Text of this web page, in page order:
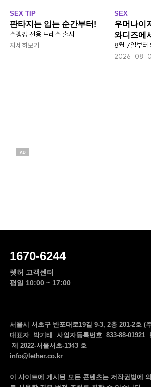
SEX TIP
판타지는 입는 순간부터!
스팽킹 전용 드레스 출시
자세히보기
SEX
우머나이
와디즈에
8월 7일부터
2026-08-
AD
1670-6244
렛허 고객센터
평일 10:00 ~ 17:00
서울시 서초구 반포대로19길 9-3, 2층 201-2호 (
대표자 박기태 사업자등록번호 833-88-01921
제 2022-서울서초-1343 호
info@lether.co.kr
이 사이트에 게시된 모든 콘텐츠는 저작권법에